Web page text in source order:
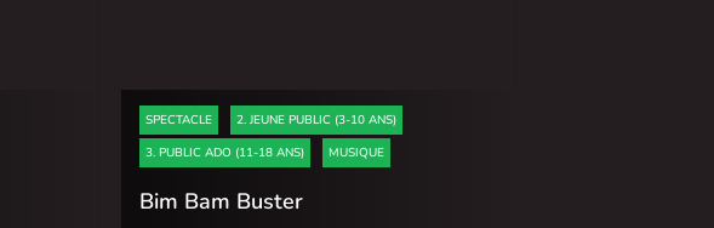
SPECTACLE
2. JEUNE PUBLIC (3-10 ANS)
3. PUBLIC ADO (11-18 ANS)
MUSIQUE
Bim Bam Buster